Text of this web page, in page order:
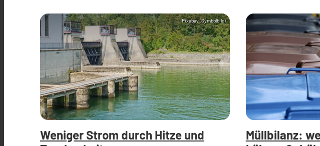
Pixabay (Symbolbild)
Weniger Strom durch Hitze und
Müllbilanz: